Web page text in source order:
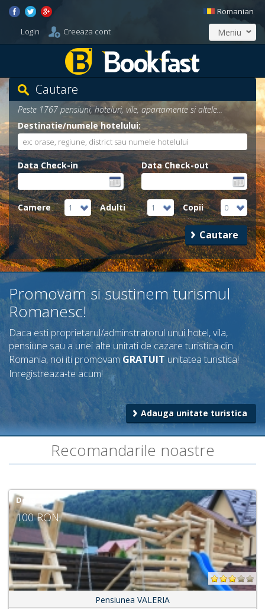
Login Creeaza cont
Romanian
Meniu
Cautare
Peste 1767 pensiuni, hoteluri, vile, apartamente si altele...
Destinatie/numele hotelului:
Data Check-in Data Check-out
Camere 1 Adulti 1 Copii 0
Promovam si sustinem turismul
Romanesc!
Daca esti proprietarul/adminstratorul unui hotel, vila,
pensiune sau a unei alte unitati de cazare turistica din
Romania, noi iti promovam GRATUIT unitatea turistica!
Inregistreaza-te acum!
Adauga unitate turistica
Recomandarile noastre
De la
100 RON
Pensiunea VALERIA